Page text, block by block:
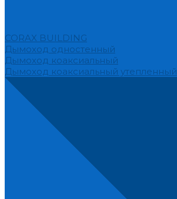
CORAX BUILDING
Дымоход одностенный
Дымоход коаксиальный
Дымоход коаксиальный утепленный